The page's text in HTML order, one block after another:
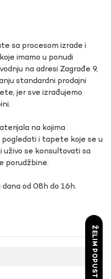
sa procesom izrade i
imamo u ponudi
na adresi Zagrađe 9,
standardni prodajni
jer sve izrađujemo
na kojima
i tapete koje se u
se konsultovati sa
porudžbine.
od 08h do 16h.
ŽELIM POPUST